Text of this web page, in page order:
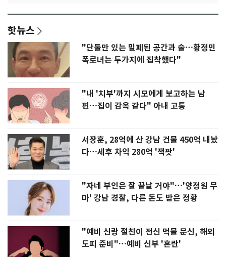
핫뉴스
"단둘만 있는 밀폐된 공간과 술…황정민
폭로녀는 두가지에 집착했다"
"내 '치부'까지 시모에게 보고하는 남
편…집이 감옥 같다" 아내 고통
서장훈, 28억에 산 강남 건물 450억 내놨
다…세후 차익 280억 '잭팟'
"자네 부인은 잘 끝날 거야"…'양정원 무
마' 강남 경찰, 다른 돈도 받은 정황
"예비 신랑 절친이 전신 먹물 문신, 해외
도피 준비"…예비 신부 '혼란'